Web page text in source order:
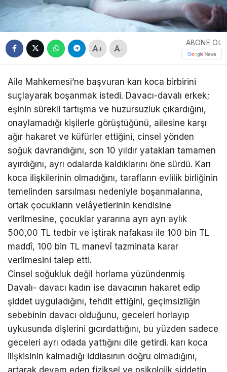
+ -
ABONE OL
Aile Mahkemesi’ne başvuran karı koca birbirini
suçlayarak boşanmak istedi. Davacı-davalı erkek;
eşinin sürekli tartışma ve huzursuzluk çıkardığını,
onaylamadığı kişilerle görüştüğünü, ailesine karşı
ağır hakaret ve küfürler ettiğini, cinsel yönden
soğuk davrandığını, son 10 yıldır yatakları tamamen
ayırdığını, ayrı odalarda kaldıklarını öne sürdü. Karı
koca ilişkilerinin olmadığını, tarafların evlilik birliğinin
temelinden sarsılması nedeniyle boşanmalarına,
ortak çocukların velâyetlerinin kendisine
verilmesine, çocuklar yararına ayrı ayrı aylık
500,00 TL tedbir ve iştirak nafakası ile 100 bin TL
maddî, 100 bin TL manevî tazminata karar
verilmesini talep etti.
Cinsel soğukluk değil horlama yüzündenmiş
Davalı- davacı kadın ise davacının hakaret edip
şiddet uyguladığını, tehdit ettiğini, geçimsizliğin
sebebinin davacı olduğunu, geceleri horlayıp
uykusunda dişlerini gıcırdattığını, bu yüzden sadece
geceleri ayrı odada yattığını dile getirdi. karı koca
ilişkisinin kalmadığı iddiasının doğru olmadığını,